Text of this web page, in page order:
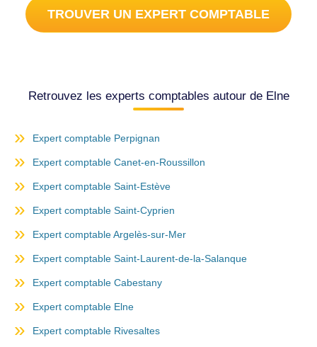
TROUVER UN EXPERT COMPTABLE
Retrouvez les experts comptables autour de Elne
Expert comptable Perpignan
Expert comptable Canet-en-Roussillon
Expert comptable Saint-Estève
Expert comptable Saint-Cyprien
Expert comptable Argelès-sur-Mer
Expert comptable Saint-Laurent-de-la-Salanque
Expert comptable Cabestany
Expert comptable Elne
Expert comptable Rivesaltes